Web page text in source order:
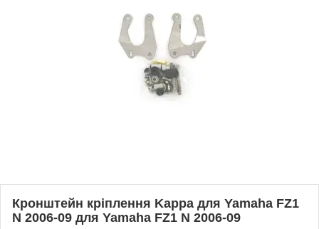
Кронштейн кріплення Kappa для Yamaha FZ1
N 2006-09 для Yamaha FZ1 N 2006-09